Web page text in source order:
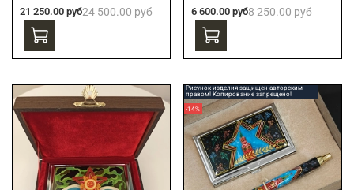
21 250.00 руб24 500.00 руб 6 600.00 руб8 250.00 руб
Рисунок изделия защищен авторским
правом! Копирование запрещено!
-14%